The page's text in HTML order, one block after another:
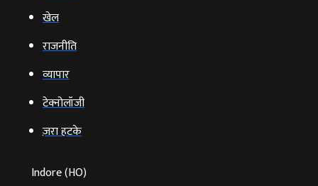
खेल
राजनीति
व्‍यापार
टेक्‍नोलॉजी
ज़रा हटके
Indore (HO)